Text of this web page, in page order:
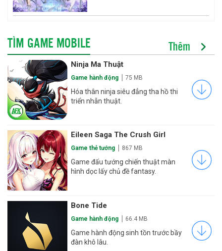
TÌM GAME MOBILE Thêm
Ninja Ma Thuật
Game hành động 75 MB
Hóa thân ninja siêu đẳng tha hồ thi
triển nhẫn thuật.
Eileen Saga The Crush Girl
Game thẻ tướng 867 MB
Game đấu tướng chiến thuật màn
hình dọc lấy chủ đề fantasy.
Bone Tide
Game hành động 66.4 MB
Game hành động sinh tồn trước bầy
đàn khô lâu.